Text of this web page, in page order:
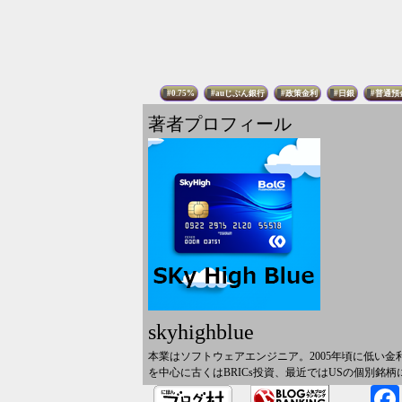
0.75% auじぶん銀行 政策金利 日銀 普通預
著者プロフィール
skyhighblue
本業はソフトウェアエンジニア。2005年頃に低い
を中心に古くはBRICs投資、最近ではUSの個別銘